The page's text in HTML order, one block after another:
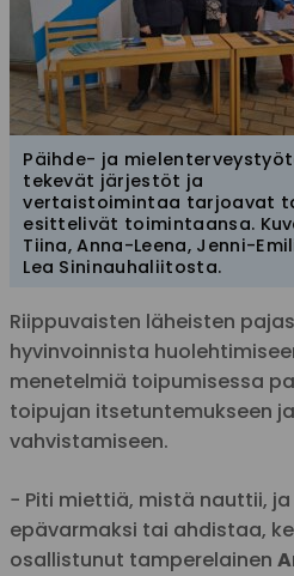
Päihde- ja
tekevät järjestöt ja
vertaistoimintaa tarjoavat
esittelivät toimintaansa.
Tiina, Anna-Leena, Jenni-
Lea Sininauhaliitosta.
Riippuvaisten läheisten
hyvinvoinnista
menetelmiä toipumisessa
toipujan itsetuntemukseen
vahvistamiseen.
− Piti miettiä, mistä nauttii,
epävarmaksi tai ahdistaa,
osallistunut tamperelainen